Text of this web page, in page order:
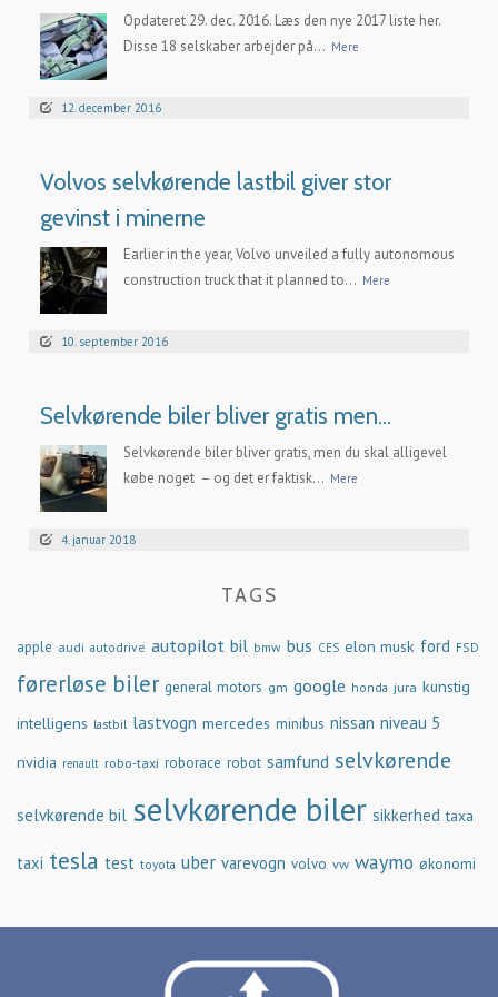
Opdateret 29. dec. 2016. Læs den nye 2017 liste her.
Disse 18 selskaber arbejder på... Mere
12. december 2016
Volvos selvkørende lastbil giver stor
gevinst i minerne
Earlier in the year, Volvo unveiled a fully autonomous
construction truck that it planned to... Mere
10. september 2016
Selvkørende biler bliver gratis men…
Selvkørende biler bliver gratis, men du skal alligevel
købe noget – og det er faktisk... Mere
4. januar 2018
TAGS
apple audi autodrive autopilot bil bmw bus CES elon musk ford FSD
førerløse biler general motors gm google honda jura kunstig
intelligens lastbil lastvogn mercedes minibus nissan niveau 5
nvidia renault robo-taxi roborace robot samfund selvkørende
selvkørende bil selvkørende biler sikkerhed taxa
taxi tesla test toyota uber varevogn volvo vw waymo økonomi